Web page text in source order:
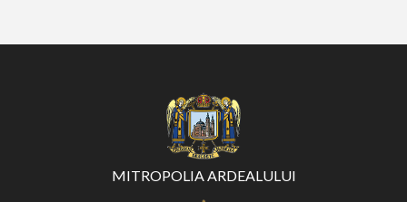
MITROPOLIA ARDEALULUI